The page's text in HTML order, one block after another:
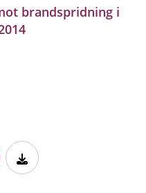
brandspridning i